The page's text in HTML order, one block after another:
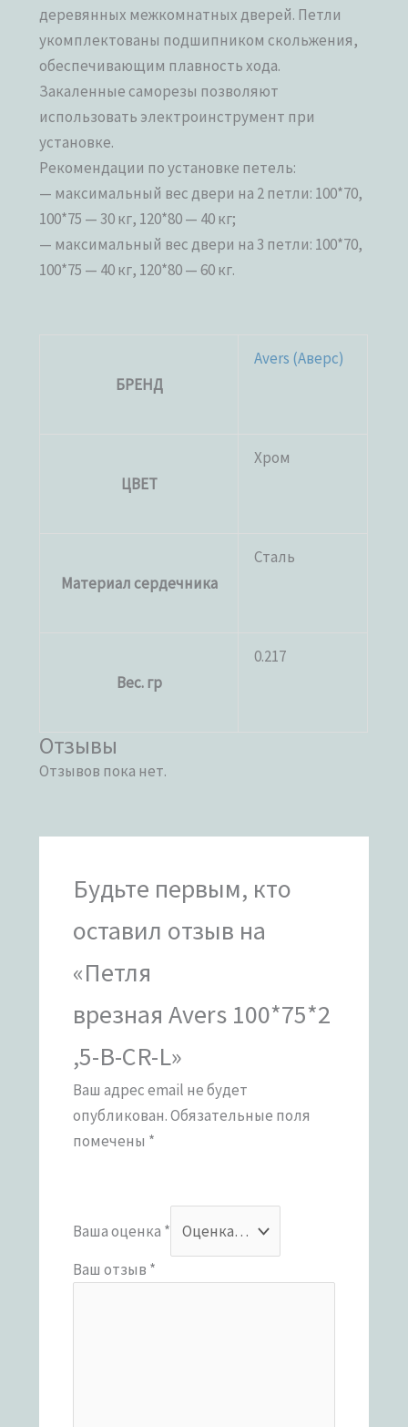
деревянных межкомнатных дверей. Петли
укомплектованы подшипником скольжения,
обеспечивающим плавность хода.
Закаленные саморезы позволяют
использовать электроинструмент при
установке.
Рекомендации по установке петель:
— максимальный вес двери на 2 петли: 100*70,
100*75 — 30 кг, 120*80 — 40 кг;
— максимальный вес двери на 3 петли: 100*70,
100*75 — 40 кг, 120*80 — 60 кг.
БРЕНД
Avers (Аверс)
ЦВЕТ
Хром
Материал сердечника
Сталь
Вес. гр
0.217
Отзывы
Отзывов пока нет.
Будьте первым, кто
оставил отзыв на
«Петля
врезная Avers 100*75*2
,5-B-CR-L»
Ваш адрес email не будет
опубликован.Обязательные поля
помечены *
Ваша оценка *
Ваш отзыв *